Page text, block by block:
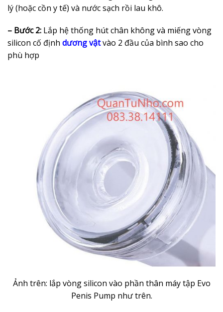
lý (hoặc cồn y tế) và nước sạch rồi lau khô.
– Bước 2: Lắp hệ thống hút chân không và miếng vòng
silicon cố định dương vậtvào 2 đầu của bình sao cho
phù hợp
Ảnh trên: lắp vòng silicon vào phần thân máy tập Evo
Penis Pump như trên.